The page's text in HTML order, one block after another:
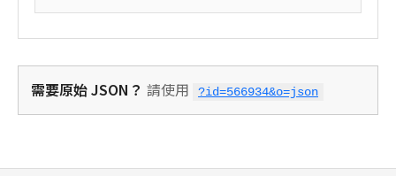
需要原始 JSON？ 請使用 ?id=566934&o=json